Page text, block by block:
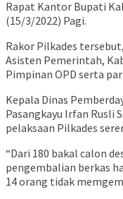
Rapat Kantor Bupati
(15/3/2022) Pagi.
Rakor Pilkades
Asisten Pemerintah,
Pimpinan OPD serta
Kepala Dinas
Pasangkayu Irfan Rusli
pelaksaan Pilkades
“Dari 180 bakal calon
pengembalian berkas
14 orang tidak